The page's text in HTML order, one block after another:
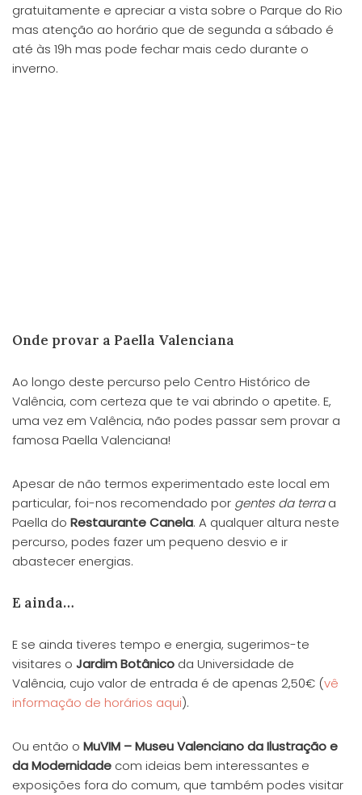
gratuitamente e apreciar a vista sobre o Parque do Rio
mas atenção ao horário que de segunda a sábado é
até às 19h mas pode fechar mais cedo durante o
inverno.
Onde provar a Paella Valenciana
Ao longo deste percurso pelo Centro Histórico de
Valência, com certeza que te vai abrindo o apetite. E,
uma vez em Valência, não podes passar sem provar a
famosa Paella Valenciana!
Apesar de não termos experimentado este local em
particular, foi-nos recomendado por gentes da terraa
Paella do Restaurante Canela. A qualquer altura neste
percurso, podes fazer um pequeno desvio e ir
abastecer energias.
E ainda…
E se ainda tiveres tempo e energia, sugerimos-te
visitares o Jardim Botânico da Universidade de
Valência, cujo valor de entrada é de apenas 2,50€ (vê
informação de horários aqui).
Ou então o MuVIM – Museu Valenciano da Ilustração e
da Modernidade com ideias bem interessantes e
exposições fora do comum, que também podes visitar